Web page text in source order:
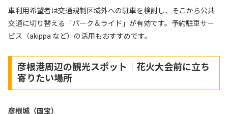
車利用希望者は交通規制区域外への駐車を検討し、そこから公共
交通に切り替える「パーク＆ライド」が有効です。予約駐車サー
ビス（akippa など）の活用もおすすめです。
彦根港周辺の観光スポット｜花火大会前に立ち
寄りたい場所
彦根城（国宝）